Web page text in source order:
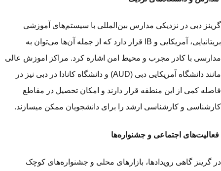
دبی در نزدیکی مدارس بین‌المللی با سیستم‌های آموزشی
بریتانیایی، آمریکایی و IB قرار دارد که از جمله آن‌ها می‌توان به
با کادر مجرب و محیط امن اشاره کرد. مراکز اموزش عالی
مانند دانشگاه آمریکایی دبی (AUD) و دانشگاه کانادا در دبی نیز در
کمی از این منطقه قرار دارند و امکان تحصیل در مقاطع
و کارشناسی ارشد را برای دانشجویان ممکن می­سازند.
اجتماعی و جشنواره‌ها
گرینز گاهی رویدادها، بازارهای محلی و جشنواره‌های کوچک